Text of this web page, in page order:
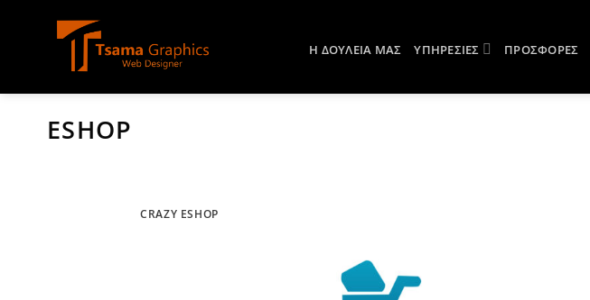
περιεχόμενο
Η ΔΟΥΛΕΙΑ ΜΑΣ ΥΠΗΡΕΣΙΕΣ ΠΡΟΣΦΟΡΕΣ
ESHOP
CRAZY ESHOP